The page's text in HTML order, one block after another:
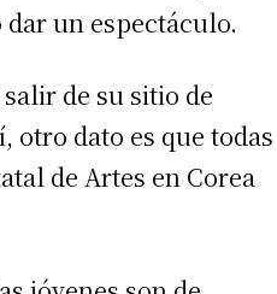
un espectáculo.
de su sitio de
otro dato es que todas
de Artes en Corea